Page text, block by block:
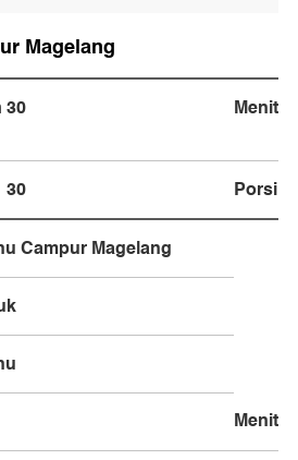
Magelang
30 Menit
30 Porsi
Campur Magelang
Menit